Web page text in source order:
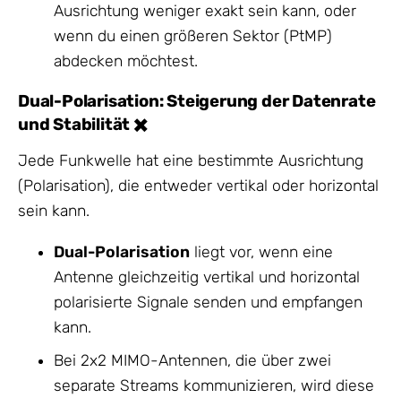
Ausrichtung weniger exakt sein kann, oder
wenn du einen größeren Sektor (PtMP)
abdecken möchtest.
Dual-Polarisation: Steigerung der Datenrate
und Stabilität ✖️
Jede Funkwelle hat eine bestimmte Ausrichtung
(Polarisation), die entweder vertikal oder horizontal
sein kann.
Dual-Polarisation liegt vor, wenn eine
Antenne gleichzeitig vertikal und horizontal
polarisierte Signale senden und empfangen
kann.
Bei 2x2 MIMO-Antennen, die über zwei
separate Streams kommunizieren, wird diese